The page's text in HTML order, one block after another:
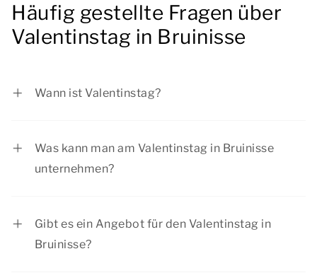
Häufig gestellte Fragen über
Valentinstag in Bruinisse
Wann ist Valentinstag?
Was kann man am Valentinstag in Bruinisse
unternehmen?
Gibt es ein Angebot für den Valentinstag in
Bruinisse?